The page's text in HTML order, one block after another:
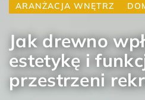
ARANŻACJA WNĘTRZ
Jak drewno
estetykę i
przestrzeni